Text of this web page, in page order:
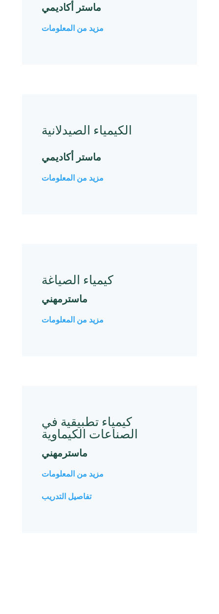
ماستر أكاديمي
مزيد من المعلومات
الكيمياء الصيدلانية
ماستر أكاديمي
مزيد من المعلومات
كیمیاء الصیاغة
ماسترمهني
مزيد من المعلومات
كیمیاء تطبیقیة في
الصناعات الكیماویة
ماسترمهني
مزيد من المعلومات
تفاصيل التدريب